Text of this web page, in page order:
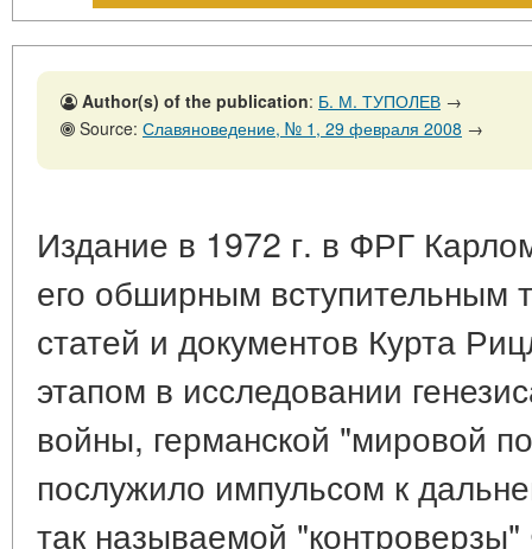
Author(s) of the publication: Б. М. ТУПОЛЕВ →
Source: Славяноведение, № 1, 29 февраля 2008 →
Издание в 1972 г. в ФРГ
его обширным вступительным
статей и документов Курта
этапом в исследовании
войны, германской "мировой
послужило импульсом к
так называемой